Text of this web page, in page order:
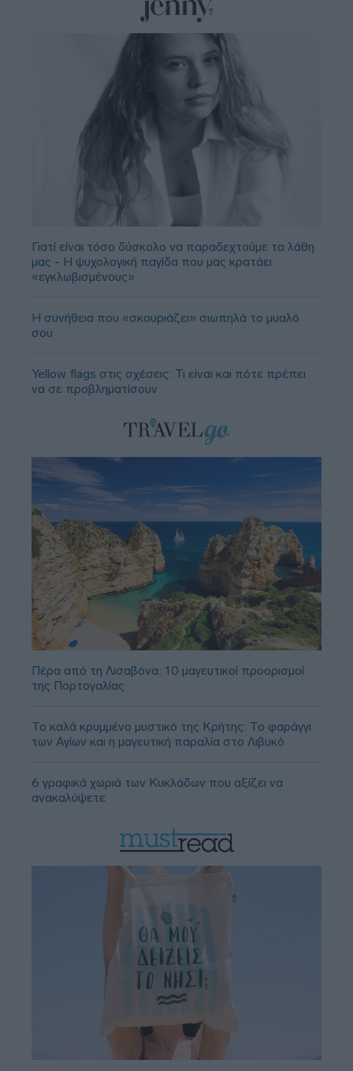
Γιατί είναι τόσο δύσκολο να παραδεχτούμε τα λάθη
μας - Η ψυχολογική παγίδα που μας κρατάει
«εγκλωβισμένους»
Η συνήθεια που «σκουριάζει» σιωπηλά το μυαλό
σου
Yellow flags στις σχέσεις: Τι είναι και πότε πρέπει
να σε προβληματίσουν
Πέρα από τη Λισαβόνα: 10 μαγευτικοί προορισμοί
της Πορτογαλίας
Το καλά κρυμμένο μυστικό της Κρήτης: Το φαράγγι
των Αγίων και η μαγευτική παραλία στο Λιβυκό
6 γραφικά χωριά των Κυκλάδων που αξίζει να
ανακαλύψετε